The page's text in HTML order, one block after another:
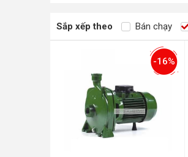
Sắp xếp theo Bán chạy
-16%